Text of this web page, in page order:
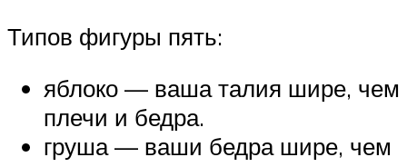
Типов фигуры пять:
яблоко — ваша талия шире, чем
плечи и бедра.
груша — ваши бедра шире, чем